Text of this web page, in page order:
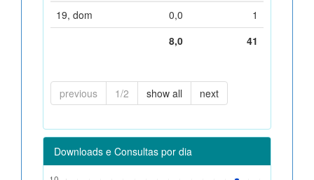
19, dom
0,0
1
8,0
41
previous 1/2 show all next
Downloads e Consultas por dia